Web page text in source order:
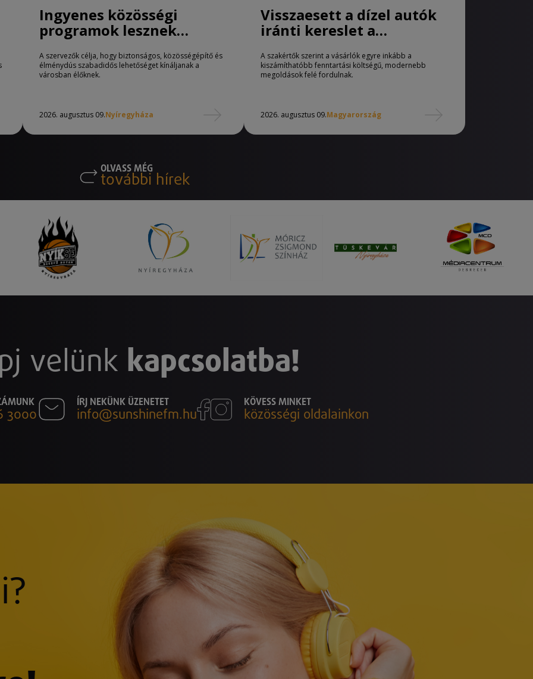
Ingyenes közösségi
programok lesznek
Nyíregyházán
A szervezők célja, hogy biztonságos, közösségépítő és
élménydús szabadidős lehetőséget kínáljanak a
városban élőknek.
2026. augusztus 09.Nyíregyháza
Visszaesett a dízel autók
iránti kereslet a
A szakértők szerint a vásárlók egyre inkább a
kiszámíthatóbb fenntartási költségű, modernebb
megoldások felé fordulnak.
2026. augusztus 09.Magyarország
OLVASS MÉG
további hírek
velünk kapcsolatba!
3000
ÍRJ NEKÜNK ÜZENETET
info@sunshinefm.hu
KÖVESS MINKET
közösségi oldalainkon